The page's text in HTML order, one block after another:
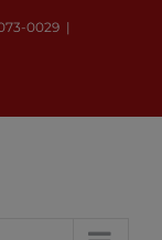
0029 |